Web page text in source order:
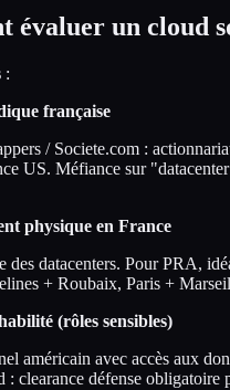
évaluer un cloud
:
française
/ Societe.com :
US. Méfiance sur
physique en France
des datacenters. Pour PRA,
+ Roubaix, Paris +
(rôles sensibles)
américain avec accès aux
: clearance défense obligatoire